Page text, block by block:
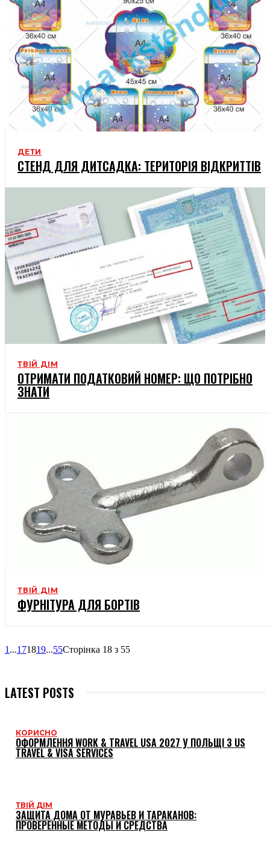
ДЕТИ
СТЕНД ДЛЯ ДИТСАДКА: ТЕРИТОРІЯ ВІДКРИТТІВ
ТВІЙ ДІМ
ОТРИМАТИ ПОДАТКОВИЙ НОМЕР: ЩО ПОТРІБНО
ЗНАТИ
ТВІЙ ДІМ
ФУРНІТУРА ДЛЯ БОРТІВ
1 ...171819...55Сторінка 18 з 55
LATEST POSTS
КОРИСНО
ОФОРМЛЕННЯ WORK & TRAVEL USA 2027 У ПОЛЬЩІ З US
TRAVEL & VISA SERVICES
ТВІЙ ДІМ
ЗАЩИТА ДОМА ОТ МУРАВЬЕВ И ТАРАКАНОВ:
ПРОВЕРЕННЫЕ МЕТОДЫ И СРЕДСТВА